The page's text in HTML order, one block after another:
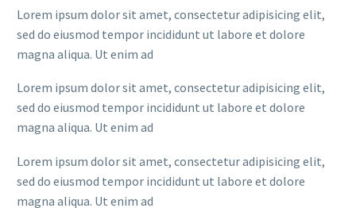
Lorem ipsum dolor sit amet, consectetur adipisicing elit,
sed do eiusmod tempor incididunt ut labore et dolore
magna aliqua. Ut enim ad
Lorem ipsum dolor sit amet, consectetur adipisicing elit,
sed do eiusmod tempor incididunt ut labore et dolore
magna aliqua. Ut enim ad
Lorem ipsum dolor sit amet, consectetur adipisicing elit,
sed do eiusmod tempor incididunt ut labore et dolore
magna aliqua. Ut enim ad